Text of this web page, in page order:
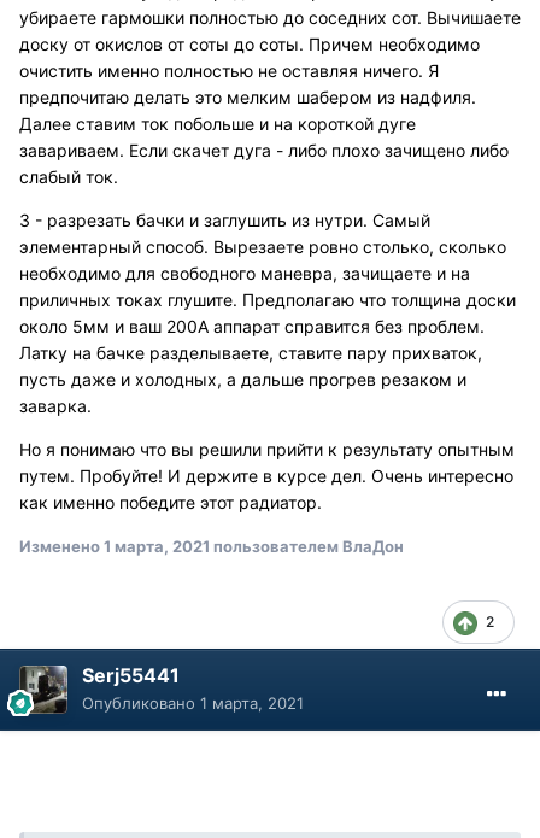
убираете гармошки полностью до соседних сот. Вычишаете
доску от окислов от соты до соты. Причем необходимо
очистить именно полностью не оставляя ничего. Я
предпочитаю делать это мелким шабером из надфиля.
Далее ставим ток побольше и на короткой дуге
завариваем. Если скачет дуга - либо плохо зачищено либо
слабый ток.
3 - разрезать бачки и заглушить из нутри. Самый
элементарный способ. Вырезаете ровно столько, сколько
необходимо для свободного маневра, зачищаете и на
приличных токах глушите. Предполагаю что толщина доски
около 5мм и ваш 200А аппарат справится без проблем.
Латку на бачке разделываете, ставите пару прихваток,
пусть даже и холодных, а дальше прогрев резаком и
заварка.
Но я понимаю что вы решили прийти к результату опытным
путем. Пробуйте! И держите в курсе дел. Очень интересно
как именно победите этот радиатор.
Изменено1 марта, 2021 пользователем ВлаДон
2
Serj55441
Опубликовано 1 марта, 2021